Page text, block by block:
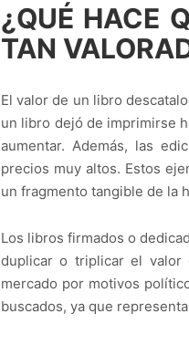
¿QUÉ HACE
TAN
El valor de un libro
un libro dejó de imprimirse
aumentar. Además, las
precios muy altos. Estos
un fragmento tangible de la
Los libros firmados o
duplicar o triplicar el valor
mercado por motivos
buscados, ya que